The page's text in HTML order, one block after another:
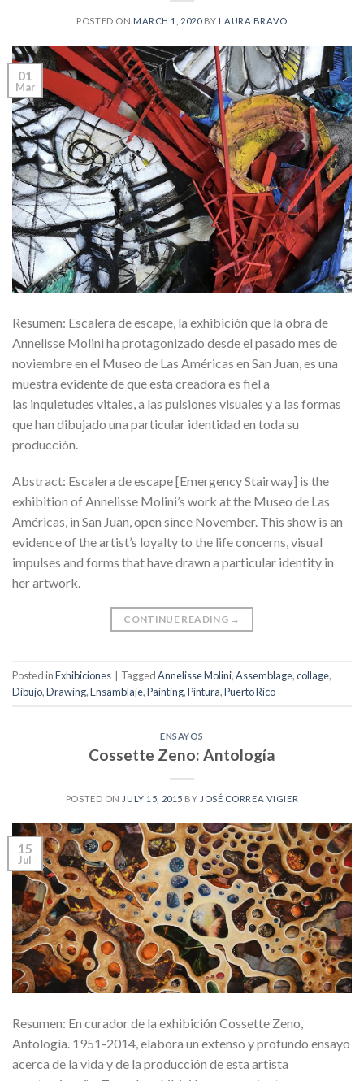
POSTED ON MARCH 1, 2020BY LAURA BRAVO
01
Mar
Resumen: Escalera de escape, la exhibición que la obra de
Annelisse Molini ha protagonizado desde el pasado mes de
noviembre en el Museo de Las Américas en San Juan, es una
muestra evidente de que esta creadora es fiel a
las inquietudes vitales, a las pulsiones visuales y a las formas
que han dibujado una particular identidad en toda su
producción.
Abstract: Escalera de escape [Emergency Stairway] is the
exhibition of Annelisse Molini’s work at the Museo de Las
Américas, in San Juan, open since November. This show is an
evidence of the artist’s loyalty to the life concerns, visual
impulses and forms that have drawn a particular identity in
her artwork.
CONTINUE READING →
Posted inExhibiciones TaggedAnnelisse Molini,Assemblage,collage,
Dibujo,Drawing,Ensamblaje,Painting,Pintura,Puerto Rico
ENSAYOS
Cossette Zeno: Antología
POSTED ON JULY 15, 2015 BY JOSÉ CORREA VIGIER
15
Jul
Resumen: En curador de la exhibición Cossette Zeno,
Antología. 1951-2014, elabora un extenso y profundo ensayo
acerca de la vida y de la producción de esta artista